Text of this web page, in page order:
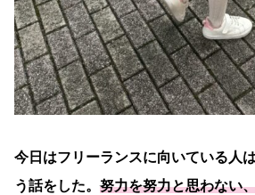
今日はフリーランスに向いている人
う話をした。努力を努力と思わない